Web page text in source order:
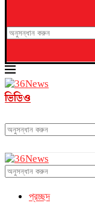
ভিডিও
প্রচ্ছদ